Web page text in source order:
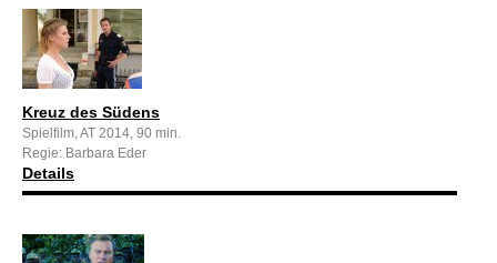
Kreuz des Südens
Spielfilm, AT 2014, 90 min.
Regie: Barbara Eder
Details